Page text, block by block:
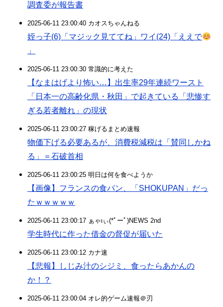
調査委が報告書
2025-06-11 23:00:40 カオスちゃんねる
姪っ子(6)「マジック見ててね」ワイ(24)「ええで
」
2025-06-11 23:00:30 常識的に考えた
【なまはげより怖い…】出生率29年連続ワースト
「日本一の高齢化県・秋田」で起きている「悲惨す
ぎる若者離れ」の現状
2025-06-11 23:00:27 稼げるまとめ速報
物価下げる必要あるが、消費税減税は「賛同しかね
る」＝石破首相
2025-06-11 23:00:25 明日は何を食べようか
【画像】フランスの食パン、「SHOKUPAN」だっ
たｗｗｗｗｗ
2025-06-11 23:00:17 ぁゃιぃ(*ﾟーﾟ)NEWS 2nd
学生時代に作った借金の督促が届いた
2025-06-11 23:00:12 カナ速
【悲報】しじみ汁のシジミ、食ったらあかんの
か！？
2025-06-11 23:00:04 オレ的ゲーム速報＠刃